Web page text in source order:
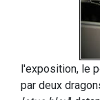
l'exposition, le
par deux